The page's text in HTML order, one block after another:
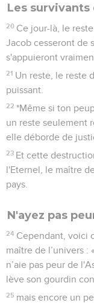
Les survivants
20 Ce jour-là, le
Jacob cesseront de
s'appuieront
21 Un reste, le reste
puissant.
22 *Même si ton
un reste seulement
elle déborde de
23 Et cette
l'Eternel, le maître
pays.
N'ayez pas
24 Cependant, voici
maître de l’univers :
n’aie pas peur de
lève son gourdin
25 mais encore un